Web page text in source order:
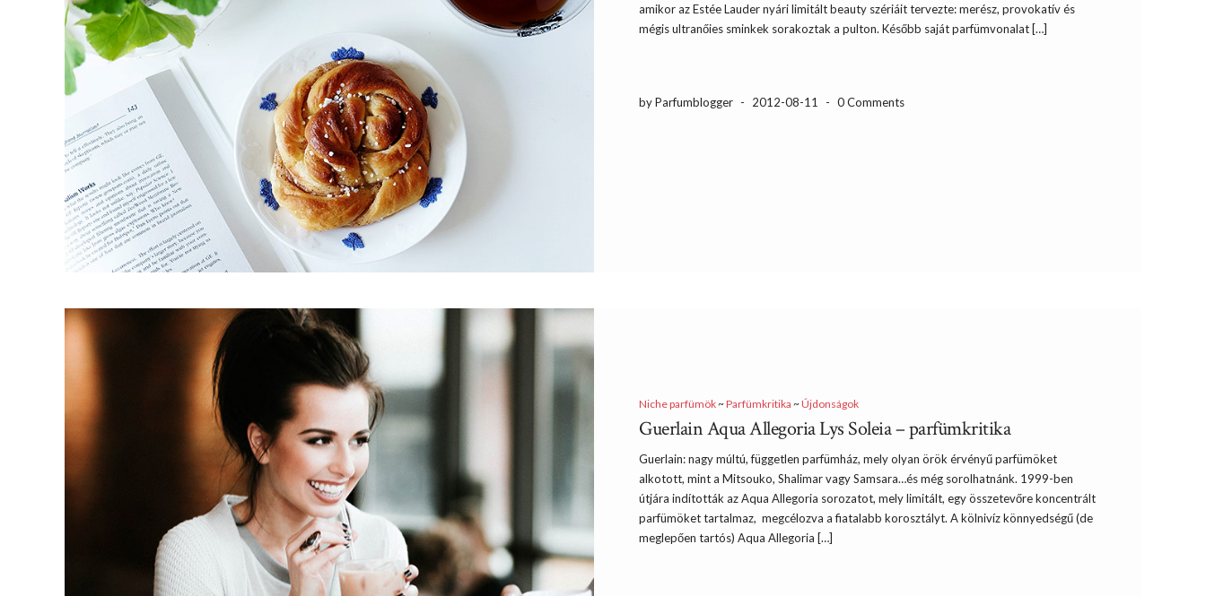
amikor az Estée Lauder nyári limitált beauty szériáit tervezte: merész, provokatív és
mégis ultranőies sminkek sorakoztak a pulton. Később saját parfümvonalat […]
by Parfumblogger - 2012-08-11 - 0 Comments
Niche parfümök~Parfümkritika ~Újdonságok
Guerlain Aqua Allegoria Lys Soleia – parfümkritika
Guerlain: nagy múltú, független parfümház, mely olyan örök érvényű parfümöket
alkotott, mint a Mitsouko, Shalimar vagy Samsara…és még sorolhatnánk. 1999-ben
útjára indították az Aqua Allegoria sorozatot, mely limitált, egy összetevőre koncentrált
parfümöket tartalmaz, megcélozva a fiatalabb korosztályt. A kölnivíz könnyedségű (de
meglepően tartós) Aqua Allegoria […]